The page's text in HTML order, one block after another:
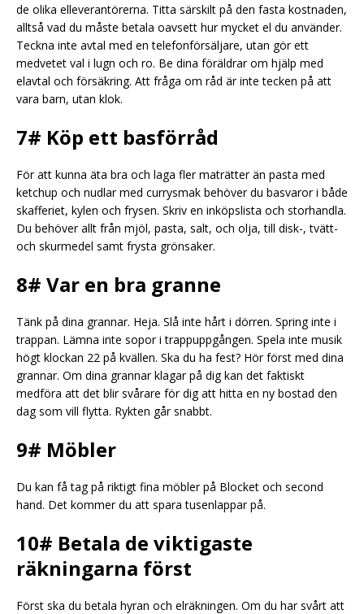
de olika elleverantörerna. Titta särskilt på den fasta kostnaden,
alltså vad du måste betala oavsett hur mycket el du använder.
Teckna inte avtal med en telefonförsäljare, utan gör ett
medvetet val i lugn och ro. Be dina föräldrar om hjälp med
elavtal och försäkring. Att fråga om råd är inte tecken på att
vara barn, utan klok.
7# Köp ett basförråd
För att kunna äta bra och laga fler maträtter än pasta med
ketchup och nudlar med currysmak behöver du basvaror i både
skafferiet, kylen och frysen. Skriv en inköpslista och storhandla.
Du behöver allt från mjöl, pasta, salt, och olja, till disk-, tvätt-
och skurmedel samt frysta grönsaker.
8# Var en bra granne
Tänk på dina grannar. Heja. Slå inte hårt i dörren. Spring inte i
trappan. Lämna inte sopor i trappuppgången. Spela inte musik
högt klockan 22 på kvällen. Ska du ha fest? Hör först med dina
grannar. Om dina grannar klagar på dig kan det faktiskt
medföra att det blir svårare för dig att hitta en ny bostad den
dag som vill flytta. Rykten går snabbt.
9# Möbler
Du kan få tag på riktigt fina möbler på Blocket och second
hand. Det kommer du att spara tusenlappar på.
10# Betala de viktigaste
räkningarna först
Först ska du betala hyran och elräkningen. Om du har svårt att